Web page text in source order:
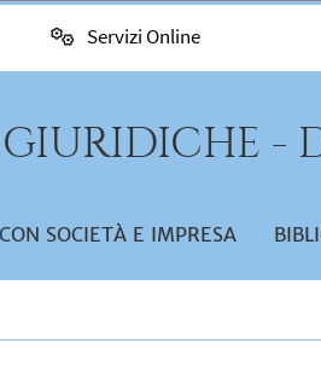
Servizi Online
-
CON SOCIETÀ E IMPRESA